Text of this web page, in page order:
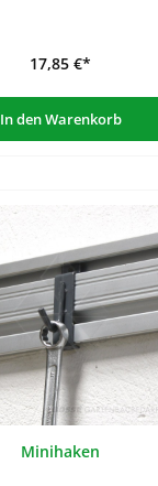
17,85 €*
In den Warenkorb
Minihaken